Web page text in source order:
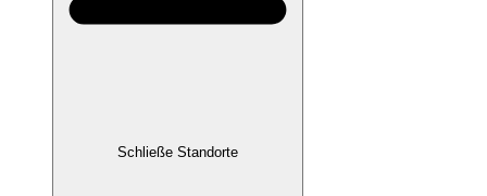
Schließe Standorte